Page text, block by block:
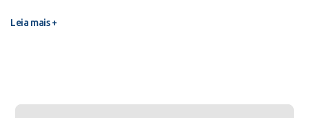
Leia mais +